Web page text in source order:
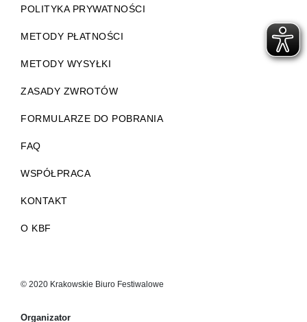
POLITYKA PRYWATNOŚCI
METODY PŁATNOŚCI
METODY WYSYŁKI
ZASADY ZWROTÓW
FORMULARZE DO POBRANIA
FAQ
WSPÓŁPRACA
KONTAKT
O KBF
© 2020 Krakowskie Biuro Festiwalowe
Organizator